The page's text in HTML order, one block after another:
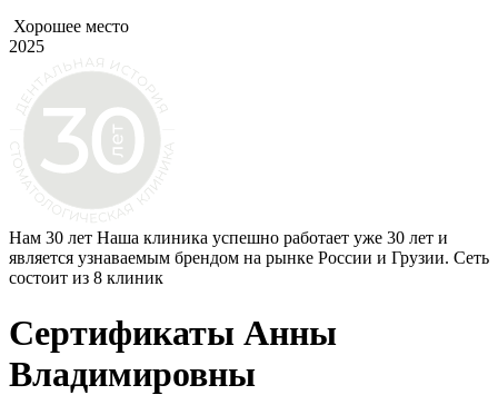
Хорошее место
2025
Нам 30 лет Наша клиника успешно работает уже 30 лет и
является узнаваемым брендом на рынке России и Грузии. Сеть
состоит из 8 клиник
Сертификаты Анны
Владимировны